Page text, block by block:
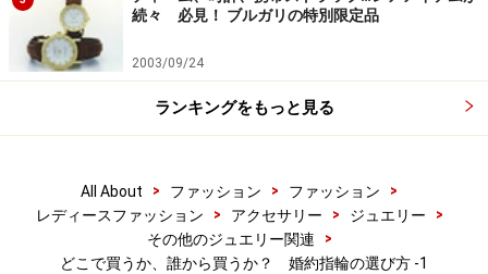
続々 必見！ ブルガリの特別限定品
2003/09/24
ランキングをもっと見る
All About > ファッション > ファッション
>
レディースファッション
> アクセサリー > ジュエリー
>
その他のジュエリー関連
>
どこで買うか、誰から買うか？ 婚約指輪の選び方 -1